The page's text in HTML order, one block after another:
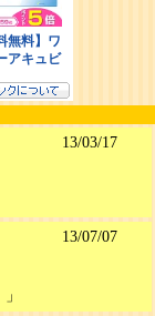
13/03/17
13/07/07